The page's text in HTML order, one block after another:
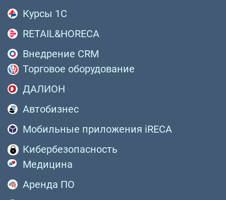
Курсы 1С
RETAIL&HORECA
Внедрение CRM
Торговое оборудование
ДАЛИОН
Автобизнес
Мобильные приложения iRECA
Кибербезопасность
Медицина
Аренда ПО